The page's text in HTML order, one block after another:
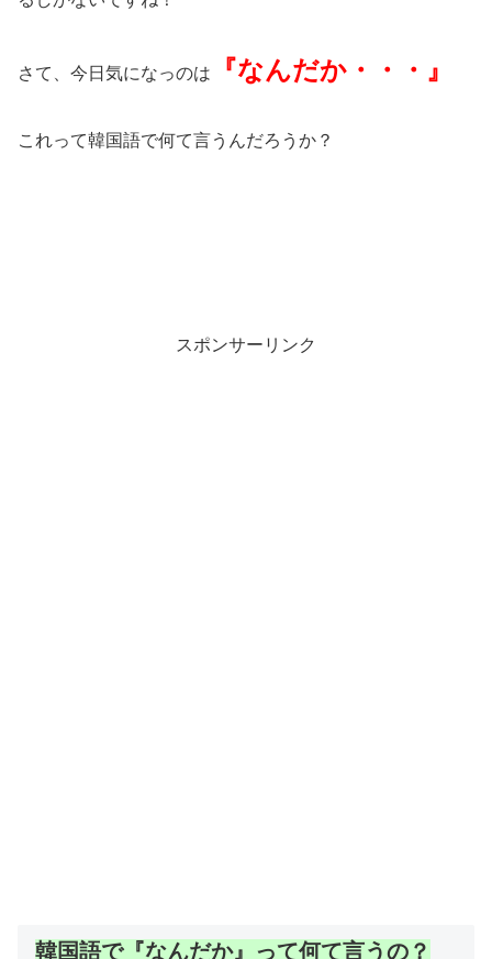
さて、今日気になっのは 『なんだか・・・』
これって韓国語で何て言うんだろうか？
スポンサーリンク
韓国語で『なんだか』って何て言うの？